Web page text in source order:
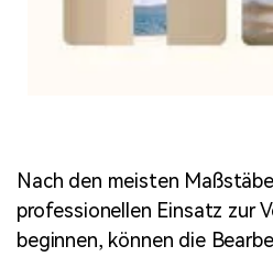
Nach den meisten
professionellen Einsatz zur
beginnen, können die